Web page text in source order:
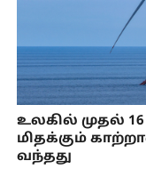
உலகில் முதல்
மிதக்கும்
வந்தது